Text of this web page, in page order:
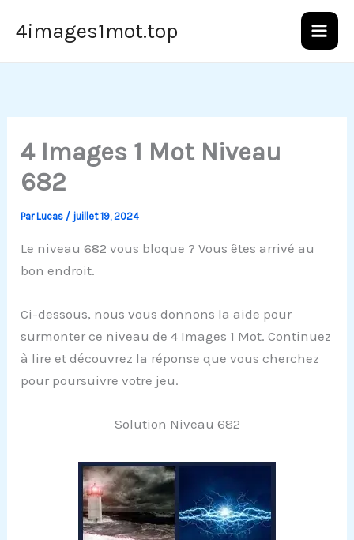
4images1mot.top
4 Images 1 Mot Niveau
682
ParLucas / juillet 19, 2024
Le niveau 682 vous bloque ? Vous êtes arrivé au
bon endroit.
Ci-dessous, nous vous donnons la aide pour
surmonter ce niveau de 4 Images 1 Mot. Continuez
à lire et découvrez la réponse que vous cherchez
pour poursuivre votre jeu.
Solution Niveau 682